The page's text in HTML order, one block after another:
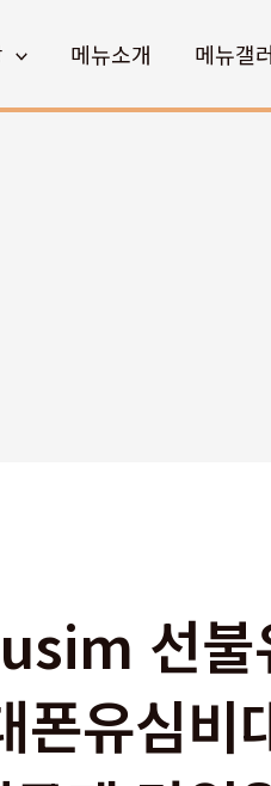
메뉴소개 메뉴갤
선불
폰유심비